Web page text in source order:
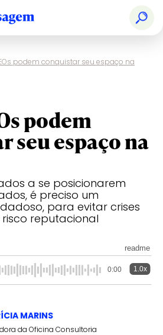
podem conquistar seu espaço na
podem
seu espaço na
a se posicionarem
é preciso um
para evitar crises
reputacional
readme
0:00 1.0x
MARINS
da Oficina Consultoria